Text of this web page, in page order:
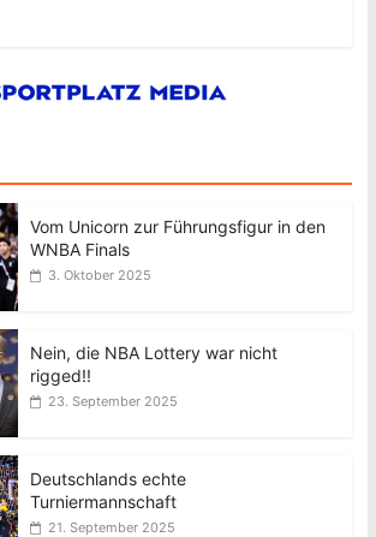
Vom Unicorn zur Führungsfigur in den
WNBA Finals
3. Oktober 2025
Nein, die NBA Lottery war nicht
rigged!!
23. September 2025
Deutschlands echte
Turniermannschaft
21. September 2025